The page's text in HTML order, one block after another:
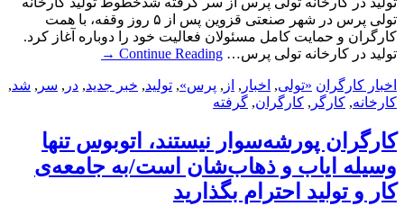
تولی پرس در شهر صنعتی قزوین پس از ۵ روز وقفه، با همت
کارگران و حمایت کامل مسئولان فعالیت خود را دوباره آغاز کرد.
تولید در کارخانه تولی پرس… Continue Reading
→
اخبار کارگران «تولی, اخبار , از , پرس», تولید, خبر جدید, در , سر , شد,
کارخانه, کارگر , کارگران, گرفته
کارگران پورشه‌سوار نیستند، اتوبوس تنها
وسیله ایاب و ذهاب‌شان است/به جامعه‌ی
کار و تولید احترام بگذارید